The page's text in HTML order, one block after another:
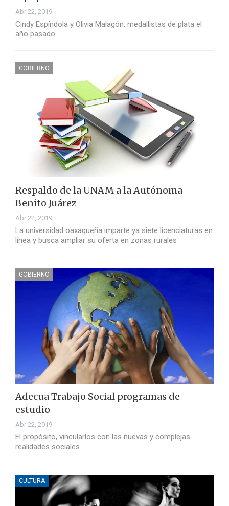
Abr 22, 2019
Cindy Espíndola y Olivia Malagón, medallistas de plata el
año pasado
GOBIERNO
Respaldo de la UNAM a la Autónoma
Benito Juárez
Abr 22, 2019
La universidad oaxaqueña imparte ya siete licenciaturas en
línea y busca ampliar su oferta en zonas rurales
GOBIERNO
Adecua Trabajo Social programas de
estudio
Abr 22, 2019
El propósito, vincularlos con las nuevas y complejas
realidades sociales
CULTURA